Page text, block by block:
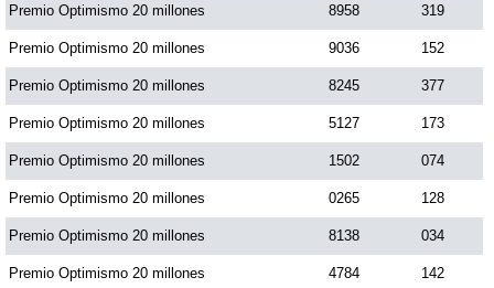
Premio Optimismo 20 millones 8958 319
Premio Optimismo 20 millones 9036 152
Premio Optimismo 20 millones 8245 377
Premio Optimismo 20 millones 5127 173
Premio Optimismo 20 millones 1502 074
Premio Optimismo 20 millones 0265 128
Premio Optimismo 20 millones 8138 034
Premio Optimismo 20 millones 4784 142